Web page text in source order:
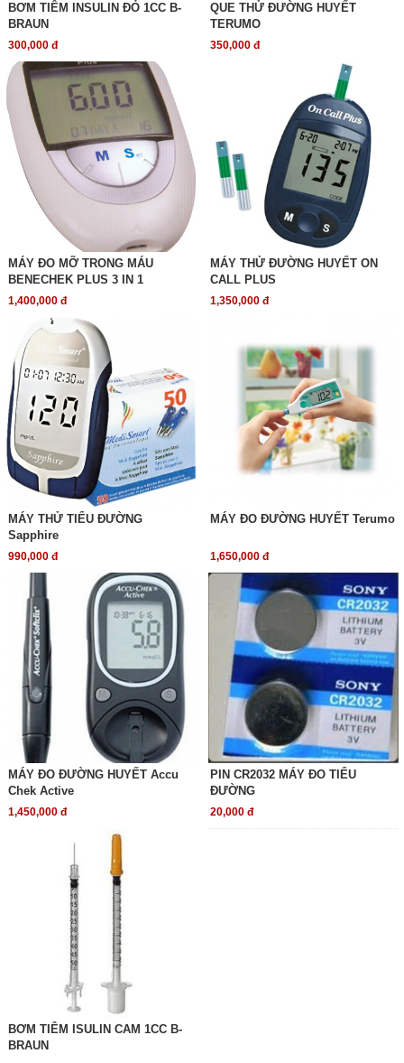
BƠM TIÊM INSULIN ĐỎ 1CC B-
BRAUN
300,000 đ
QUE THỬ ĐƯỜNG HUYẾT
TERUMO
350,000 đ
MÁY ĐO MỠ TRONG MÁU
BENECHEK PLUS 3 IN 1
1,400,000 đ
MÁY THỬ ĐƯỜNG HUYẾT ON
CALL PLUS
1,350,000 đ
MÁY THỬ TIỂU ĐƯỜNG
Sapphire
990,000 đ
MÁY ĐO ĐƯỜNG HUYẾT Terumo
1,650,000 đ
MÁY ĐO ĐƯỜNG HUYẾT Accu
Chek Active
1,450,000 đ
PIN CR2032 MÁY ĐO TIỂU
ĐƯỜNG
20,000 đ
BƠM TIÊM ISULIN CAM 1CC B-
BRAUN